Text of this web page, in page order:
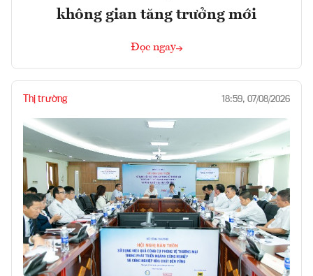
không gian tăng trưởng mới
Đọc ngay
Thị trường 18:59, 07/08/2026